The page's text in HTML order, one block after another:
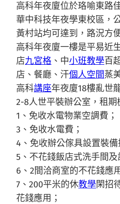
高科年夜廈位於珞喻東路
華中科技年夜學東校區，
黃村站均可達到，路況方
高科年夜廈一樓是平易近
店九宮格 、中小班教學百
店、餐廳、汗個人空間蒸
高科講座年夜廈18樓亂世
2-8人世平裝辦公室，租期
1、免收水電物業空調費；
3、免收水電費；
4、免收辦公傢具設置裝備
5、不花錢飯店式洗手間及
6、2間洽商室的不花錢應
7、200平米的休教學閑招
花錢應用；